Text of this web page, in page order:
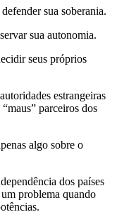
sua soberania.
sua autonomia.
seus próprios
estrangeiras
parceiros dos
algo sobre o
dos países
problema quando